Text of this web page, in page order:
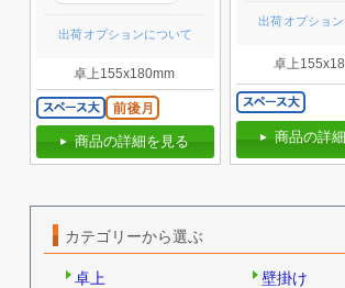
出荷オプションについて
卓上155x180mm
商品の詳細を見る
出荷オプショ
卓上
商品の詳
カテゴリーから選ぶ
卓上
壁掛け